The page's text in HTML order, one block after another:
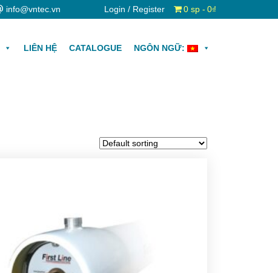
info@vntec.vn Login / Register 0 sp 0₫
LIÊN HỆ CATALOGUE NGÔN NGỮ: